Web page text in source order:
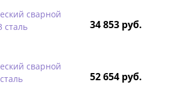
сварной
сталь
34 853 руб.
сварной
52 654 руб.